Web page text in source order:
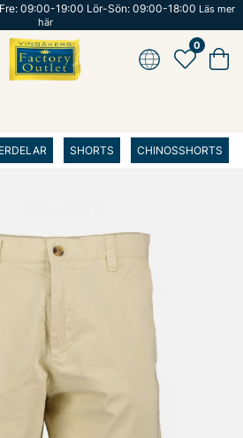
09:00-19:00 Lör-Sön: 09:00-18:00 Läs mer
här
0
SHORTS CHINOSSHORTS